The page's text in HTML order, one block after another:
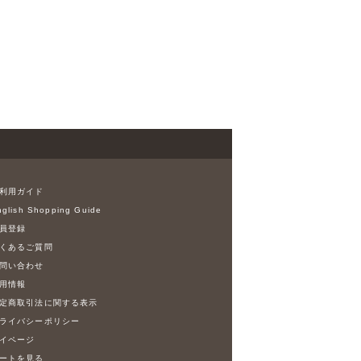
用ガイド
Shopping Guide
登録
くあるご質問
い合わせ
情報
定商取引法に関する表示
ライバシーポリシー
ページ
トを見る